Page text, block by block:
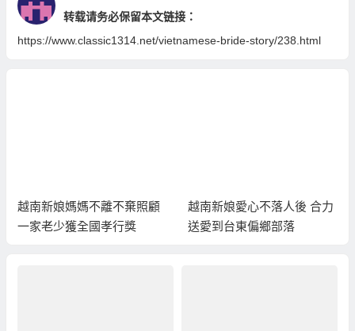
转载请务必保留本文链接：
https://www.classic1314.net/vietnamese-bride-story/238.html
越南新娘媽媽不離不棄照顧
一家老少獲全國孝行獎
越南新娘愛心不落人後 合力
送愛到台東偏鄉部落